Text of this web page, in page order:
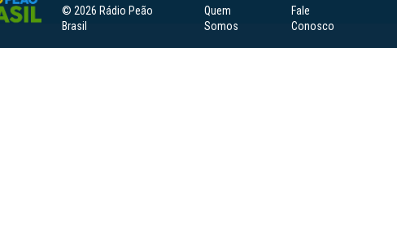
© 2026 Rádio Peão
Brasil
Quem
Somos
Fale
Conosco